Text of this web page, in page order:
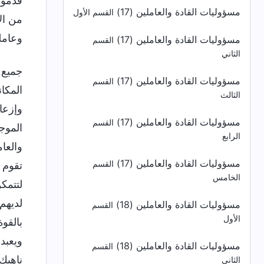
مسؤوليات القادة والعاملين (17) القسم الأول
مسؤوليات القادة والعاملين (17)
القسم
الثاني
مسؤوليات القادة والعاملين (17)
القسم
الثالث
مسؤوليات القادة والعاملين (17)
القسم
الرابع
مسؤوليات القادة والعاملين (17)
القسم
الخامس
مسؤوليات القادة والعاملين (18)
القسم
الأول
مسؤوليات القادة والعاملين (18)
القسم
الثاني
من